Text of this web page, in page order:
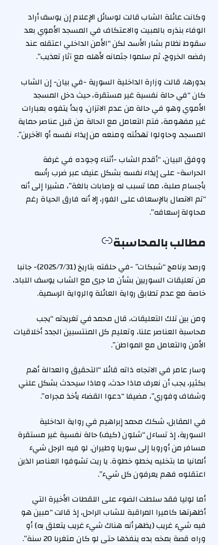
وكانت عائلة الشاب قالت لوسائل الإعلام إن يوسف أراد
الوفاء بنذره بالمبيت والاعتكاف في المسجد الأموي بعد
سقوط نظام بشار الأسد، لكن “الأمن الداخلي اعتقله عند
رفضه الخروج، ثم سلموا جثمانه لأهله مع آثار تعذيب”.
بدورها، قالت وزارة الداخلية السورية -في بيان- إن الشاب
كان “في حالة نفسية غير مستقرة، حيث دخل المسجد
الأموي وهو في حالة من عدم الاتزان، وبدأ يتفوه بعبارات
غير مفهومة، فتم التعامل مع الحالة من قبل عناصر حماية
المسجد، وحاولوا تهدئته ومنعه من إيذاء نفسه أو الآخرين”.
ووفق البيان، “أقدم الشاب -أثناء وجوده في غرفة
الحراسة- على إيذاء نفسه بشكل عنيف عبر ضرب رأسه
بأجسام صلبة، مما تسبب له بإصابات بالغة”، مشيرا إلى أنه
“تم الاتصال بالإسعاف على الفور، إلا أنه فارق الحياة رغم
محاولة إسعافه”.
مطالب بالمحاسبة
ورصد برنامج “شبكات” -في حلقته بتاريخ (2025/7/31)- جانبا
من تعليقات السوريين بشأن ما جرى مع الشاب يوسف اللباد،
خاصة مع عدم تطابق رواية العائلة والرواية الرسمية.
ومن بين تلك التعليقات، قال محمد في تغريدته “يجب
محاسبة العناصر علنا، وتعليم كل المنتسبين الجدد أخلاقيات
الأمن والتعامل مع المواطن”.
وسار عامر في الاتجاه ذاته قائلا “التحقيق والعدالة أهم
بكثير، يجب أن نعرف ماذا حدث، وماذا سيحدث بشكل علني
وشفاف وفوري”، مضيفا “دعوا القضاء يأخذ مجراه”.
في المقابل، شكك محمد إبراهيم في رواية الداخلية
السورية، إذ تساءل “شلون (كيف) حالة نفسية غير مستقرة
مسافر من أوروبا إلى سوريا وطيران. لو فيه الرجل شيء
ألمانيا ما بتخليه يخطو خطوة. يا ريت تشوفوا العناصر الذين
اعتقلوه فهم يعرفون كل شيء”.
أما لوليا فقد سلطت الضوء على اللقطات الأخيرة التي
أظهرتها كاميرا المراقبة للشاب الراحل، إذ قالت “مبين هو
فيه شيء غريب (يظهر أنه هناك شيء غريب يتعلق به) أو
وراه قصة بمخه بده ينفذها حتى لو كان متغربا 20 سنة”.